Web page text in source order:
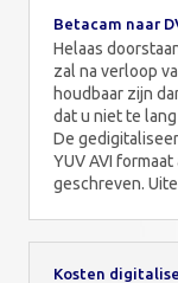
Betacam naar
Helaas
zal na verloop
houdbaar zijn
dat u niet te
De
YUV AVI
geschreven.
Kosten